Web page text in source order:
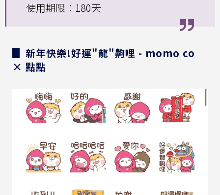
使用期限：180天
▊ 新年快樂!好運"龍"齁哩 - momo co
× 點點